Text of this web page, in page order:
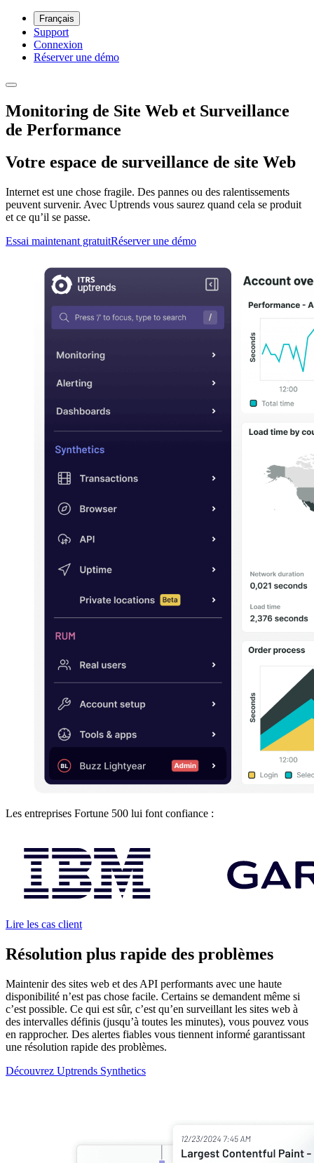
Français
Support
Connexion
Réserver une démo
Monitoring de Site Web et Surveillance
de Performance
Votre espace de surveillance de site Web
Internet est une chose fragile. Des pannes ou des ralentissements
peuvent survenir. Avec Uptrends vous saurez quand cela se produit
et ce qu’il se passe.
Essai maintenant gratuitRéserver une démo
Les entreprises Fortune 500 lui font confiance :
Lire les cas client
Résolution plus rapide des problèmes
Maintenir des sites web et des API performants avec une haute
disponibilité n’est pas chose facile. Certains se demandent même si
c’est possible. Ce qui est sûr, c’est qu’en surveillant les sites web à
des intervalles définis (jusqu’à toutes les minutes), vous pouvez vous
en rapprocher. Des alertes fiables vous tiennent informé garantissant
une résolution rapide des problèmes.
Découvrez Uptrends Synthetics